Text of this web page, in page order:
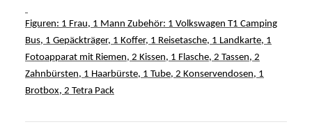
Figuren: 1 Frau, 1 Mann Zubehör: 1 Volkswagen T1 Camping
Bus, 1 Gepäckträger, 1 Koffer, 1 Reisetasche, 1 Landkarte, 1
Fotoapparat mit Riemen, 2 Kissen, 1 Flasche, 2 Tassen, 2
Zahnbürsten, 1 Haarbürste, 1 Tube, 2 Konservendosen, 1
Brotbox, 2 Tetra Pack